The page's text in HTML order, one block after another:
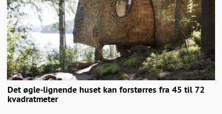
Det øgle-lignende huset kan forstørres fra 45 til 72
kvadratmeter